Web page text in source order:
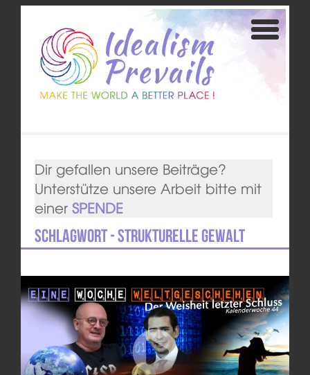
Dir gefallen unsere Beiträge?
Unterstütze unsere Arbeit bitte mit
einer SPENDE
Schlagwort - strukturelle Gewalt